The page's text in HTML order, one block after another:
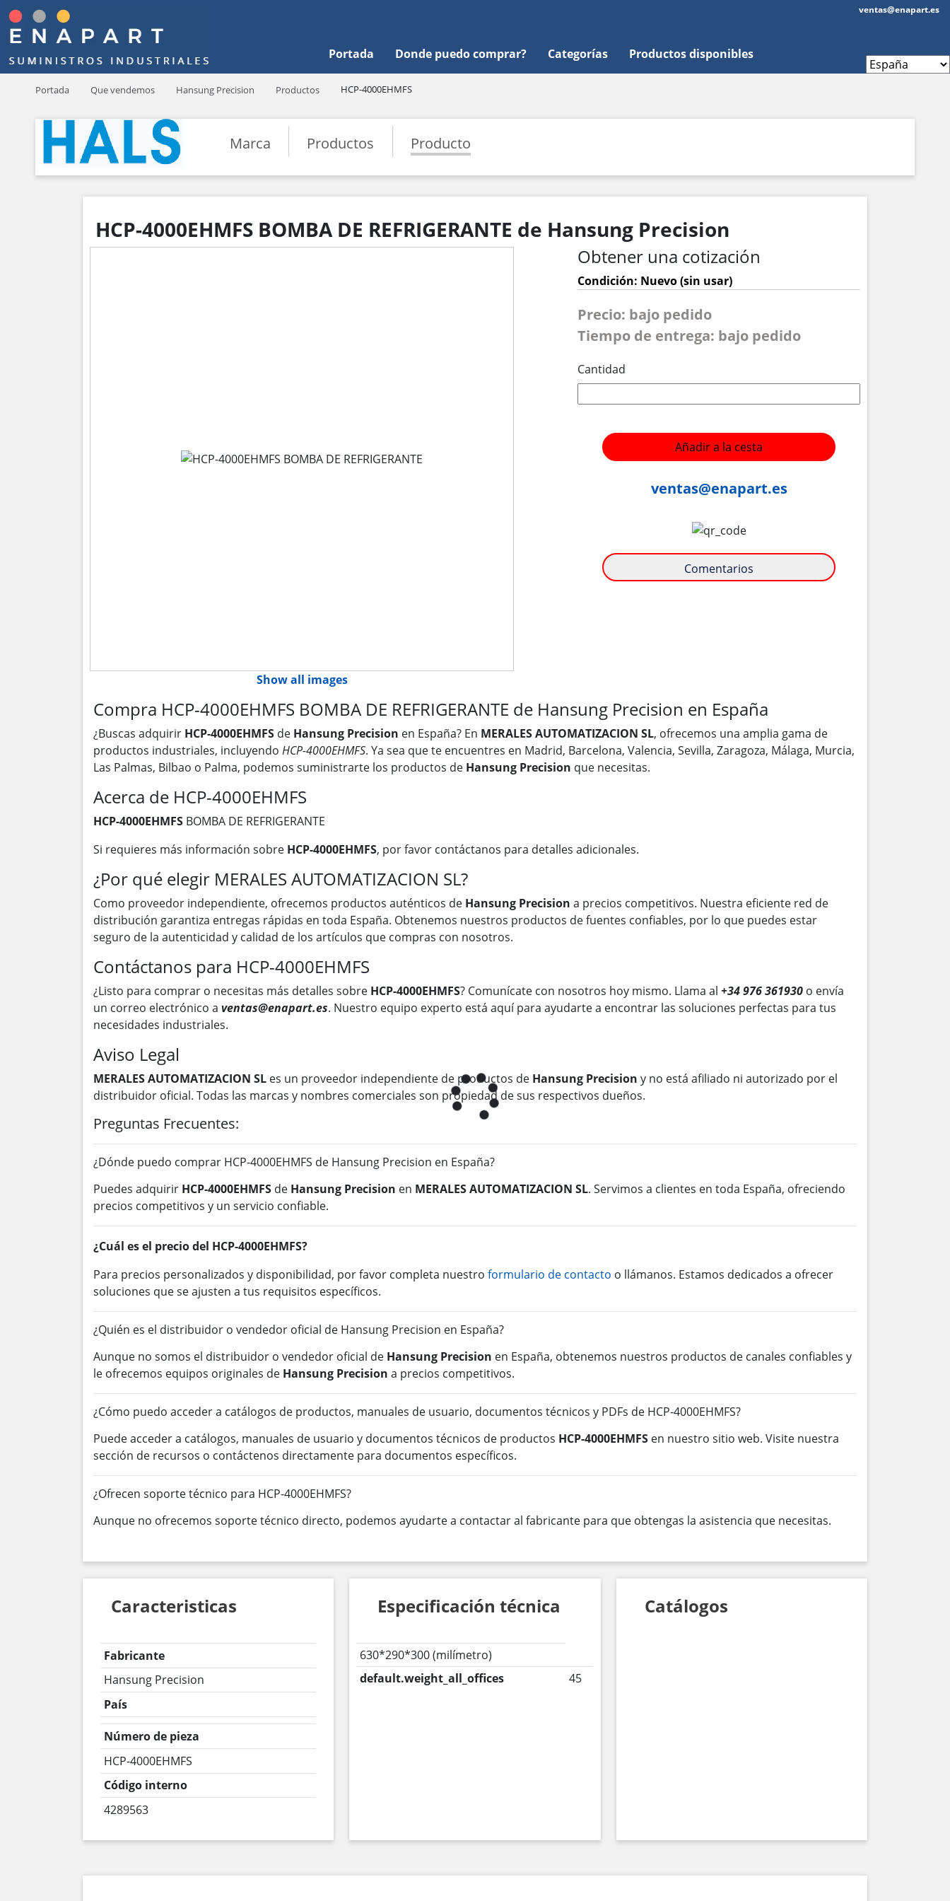
Portada Donde puedo comprar? Categorías Productos disponibles
ventas@enapart.es
Portada Que vendemos Hansung Precision Productos HCP-4000EHMFS
Marca Productos Producto
HCP-4000EHMFS BOMBA DE REFRIGERANTE de Hansung Precision
Show all images
Obtener una cotización
Condición: Nuevo (sin usar)
Precio: bajo pedido
Tiempo de entrega: bajo pedido
Cantidad
Añadir a la cesta
ventas@enapart.es
Comentarios
Compra HCP-4000EHMFS BOMBA DE REFRIGERANTE de Hansung Precision en España
¿Buscas adquirir HCP-4000EHMFS de Hansung Precision en España? En MERALES AUTOMATIZACION SL, ofrecemos una amplia gama de
productos industriales, incluyendo HCP-4000EHMFS. Ya sea que te encuentres en Madrid, Barcelona, Valencia, Sevilla, Zaragoza, Málaga, Murcia,
Las Palmas, Bilbao o Palma, podemos suministrarte los productos de Hansung Precision que necesitas.
Acerca de HCP-4000EHMFS
HCP-4000EHMFS BOMBA DE REFRIGERANTE
Si requieres más información sobre HCP-4000EHMFS, por favor contáctanos para detalles adicionales.
¿Por qué elegir MERALES AUTOMATIZACION SL?
Como proveedor independiente, ofrecemos productos auténticos de Hansung Precision a precios competitivos. Nuestra eficiente red de
distribución garantiza entregas rápidas en toda España. Obtenemos nuestros productos de fuentes confiables, por lo que puedes estar
seguro de la autenticidad y calidad de los artículos que compras con nosotros.
Contáctanos para HCP-4000EHMFS
¿Listo para comprar o necesitas más detalles sobre HCP-4000EHMFS? Comunícate con nosotros hoy mismo. Llama al +34 976 361930 o envía
un correo electrónico a ventas@enapart.es. Nuestro equipo experto está aquí para ayudarte a encontrar las soluciones perfectas para tus
necesidades industriales.
Aviso Legal
MERALES AUTOMATIZACION SL es un proveedor independiente de productos de Hansung Precision y no está afiliado ni autorizado por el
distribuidor oficial. Todas las marcas y nombres comerciales son propiedad de sus respectivos dueños.
Preguntas Frecuentes:
¿Dónde puedo comprar HCP-4000EHMFS de Hansung Precision en España?
Puedes adquirir HCP-4000EHMFS de Hansung Precision en MERALES AUTOMATIZACION SL. Servimos a clientes en toda España, ofreciendo
precios competitivos y un servicio confiable.
¿Cuál es el precio del HCP-4000EHMFS?
Para precios personalizados y disponibilidad, por favor completa nuestro formulario de contacto o llámanos. Estamos dedicados a ofrecer
soluciones que se ajusten a tus requisitos específicos.
¿Quién es el distribuidor o vendedor oficial de Hansung Precision en España?
Aunque no somos el distribuidor o vendedor oficial de Hansung Precision en España, obtenemos nuestros productos de canales confiables y
le ofrecemos equipos originales de Hansung Precision a precios competitivos.
¿Cómo puedo acceder a catálogos de productos, manuales de usuario, documentos técnicos y PDFs de HCP-4000EHMFS?
Puede acceder a catálogos, manuales de usuario y documentos técnicos de productos HCP-4000EHMFS en nuestro sitio web. Visite nuestra
sección de recursos o contáctenos directamente para documentos específicos.
¿Ofrecen soporte técnico para HCP-4000EHMFS?
Aunque no ofrecemos soporte técnico directo, podemos ayudarte a contactar al fabricante para que obtengas la asistencia que necesitas.
Caracteristicas
Fabricante
Hansung Precision
País
Número de pieza
HCP-4000EHMFS
Código interno
4289563
Especificación técnica
630*290*300 (milímetro)
default.weight_all_offices
45
Catálogos